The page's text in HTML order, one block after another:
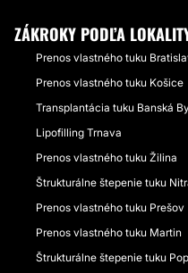
ZÁKROKY PODĽA
Prenos vlastného tuku
Prenos vlastného tuku Košice
Transplantácia tuku Banská
Lipofilling Trnava
Prenos vlastného tuku Žilina
Štrukturálne štepenie tuku
Prenos vlastného tuku Prešov
Prenos vlastného tuku Martin
Štrukturálne štepenie tuku